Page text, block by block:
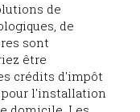
de
de
sont
être
crédits d'impôt
pour l'installation